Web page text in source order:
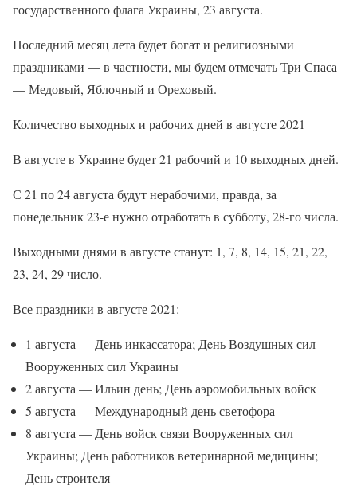
государственного флага Украины, 23 августа.
Последний месяц лета будет богат и религиозными
праздниками — в частности, мы будем отмечать Три Спаса
— Медовый, Яблочный и Ореховый.
Количество выходных и рабочих дней в августе 2021
В августе в Украине будет 21 рабочий и 10 выходных дней.
С 21 по 24 августа будут нерабочими, правда, за
понедельник 23-е нужно отработать в субботу, 28-го числа.
Выходными днями в августе станут: 1, 7, 8, 14, 15, 21, 22,
23, 24, 29 число.
Все праздники в августе 2021:
1 августа — День инкассатора; Дeнь Воздушных сил
Вооруженных сил Украины
2 августа — Ильин день; День аэромобильных войск
5 августа — Международный день светофора
8 августа — День войск связи Вооруженных сил
Украины; День работников ветеринарной медицины;
День строителя